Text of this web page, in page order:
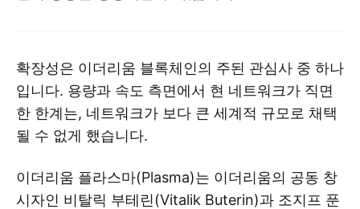
확장성은 이더리움 블록체인의 주된 관심사 중 하나
입니다. 용량과 속도 측면에서 현 네트워크가 직면
한 한계는, 네트워크가 보다 큰 세계적 규모로 채택
될 수 없게 했습니다.
이더리움 플라스마(Plasma)는 이더리움의 공동 창
시자인 비탈릭 부테린(Vitalik Buterin)과 조지프 푼